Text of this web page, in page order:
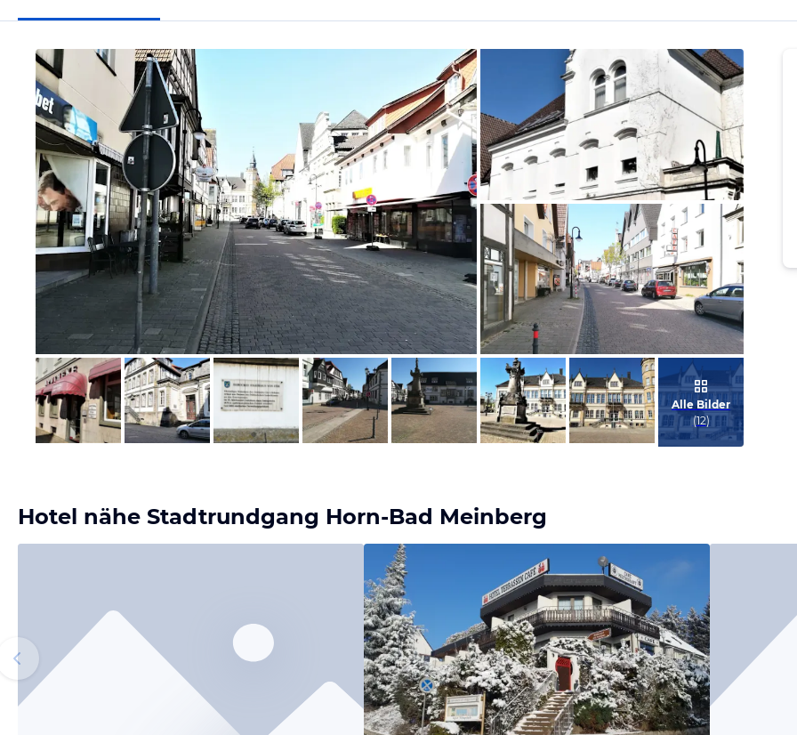
Bild melden
von Ralf
Bild melden
von Ralf
Bild melden
von Ralf
Alle Bilder
(12)
Hotel nähe Stadtrundgang Horn-Bad Meinberg